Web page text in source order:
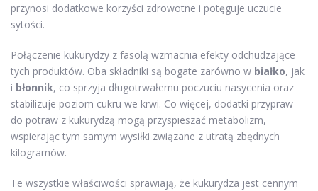
przynosi dodatkowe korzyści zdrowotne i potęguje uczucie
sytości.
Połączenie kukurydzy z fasolą wzmacnia efekty odchudzające
tych produktów. Oba składniki są bogate zarówno w białko, jak
i błonnik, co sprzyja długotrwałemu poczuciu nasycenia oraz
stabilizuje poziom cukru we krwi. Co więcej, dodatki przypraw
do potraw z kukurydzą mogą przyspieszać metabolizm,
wspierając tym samym wysiłki związane z utratą zbędnych
kilogramów.
Te wszystkie właściwości sprawiają, że kukurydza jest cennym